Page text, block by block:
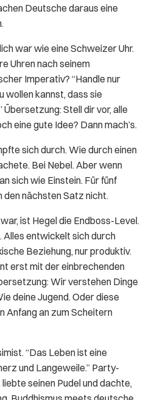
Deutsche daraus eine
war wie eine Schweizer Uhr.
Uhren nach seinem
Imperativ? “Handle nur
wollen kannst, dass sie
Stell dir vor, alle
eine gute Idee? Dann mach’s.
sich durch. Wie durch einen
Bei Nebel. Aber wenn
sich wie Einstein. Für fünf
den nächsten Satz nicht.
ist Hegel die Endboss-Level.
Alles entwickelt sich durch
Beziehung, nur produktiv.
erst mit der einbrechenden
Wir verstehen Dinge
deine Jugend. Oder diese
Anfang an zum Scheitern
“Das Leben ist eine
und Langeweile.” Party-
seinen Pudel und dachte,